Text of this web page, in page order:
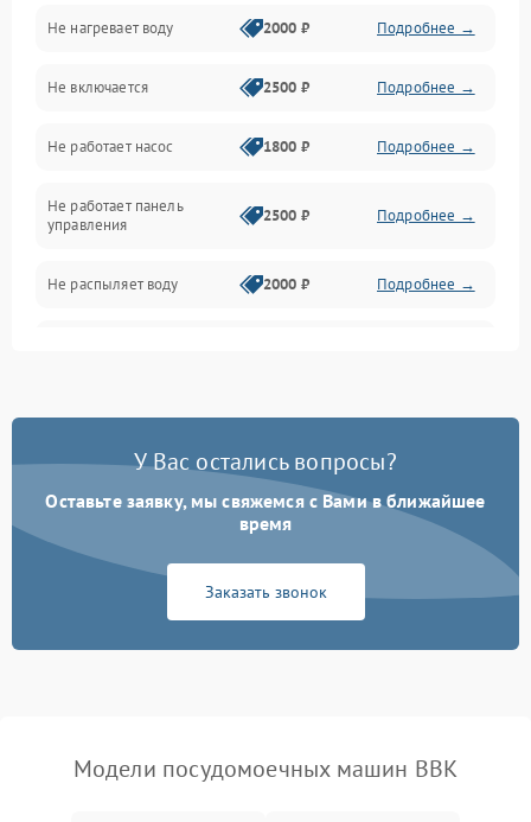
Датчики
Нагрев
Вода
Гигиена
Программное обеспечение
Не нагревает воду 2000 ₽ Подробнее →
Не включается 2500 ₽ Подробнее →
Не работает насос 1800 ₽ Подробнее →
Не работает панель
управления
2500 ₽ Подробнее →
Не распыляет воду 2000 ₽ Подробнее →
Проблемы с набором
Не работает сушилка 2100 ₽ Подробнее →
Сбои в работе таймера 1700 ₽
У Вас остались вопросы?
Оставьте заявку, мы свяжемся с Вами в ближайшее
время
Заказать звонок
Модели посудомоечных машин BBK